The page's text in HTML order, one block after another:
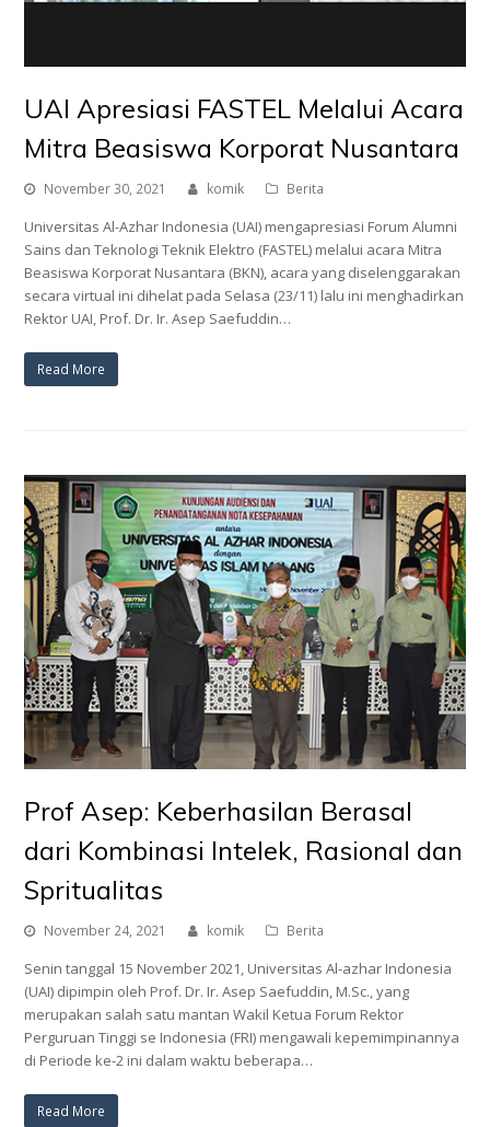
UAI Apresiasi FASTEL Melalui Acara
Mitra Beasiswa Korporat Nusantara
November 30, 2021 komik Berita
Universitas Al-Azhar Indonesia (UAI) mengapresiasi Forum Alumni
Sains dan Teknologi Teknik Elektro (FASTEL) melalui acara Mitra
Beasiswa Korporat Nusantara (BKN), acara yang diselenggarakan
secara virtual ini dihelat pada Selasa (23/11) lalu ini menghadirkan
Rektor UAI, Prof. Dr. Ir. Asep Saefuddin…
Read More
Prof Asep: Keberhasilan Berasal
dari Kombinasi Intelek, Rasional dan
Spritualitas
November 24, 2021 komik Berita
Senin tanggal 15 November 2021, Universitas Al-azhar Indonesia
(UAI) dipimpin oleh Prof. Dr. Ir. Asep Saefuddin, M.Sc., yang
merupakan salah satu mantan Wakil Ketua Forum Rektor
Perguruan Tinggi se Indonesia (FRI) mengawali kepemimpinannya
di Periode ke-2 ini dalam waktu beberapa…
Read More